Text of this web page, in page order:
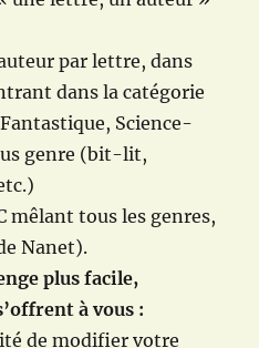
par lettre, dans
dans la catégorie
Science-
genre (bit-lit,
mêlant tous les genres,
Nanet).
plus facile,
à vous :
de modifier votre